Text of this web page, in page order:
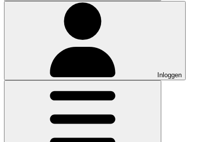
Inloggen